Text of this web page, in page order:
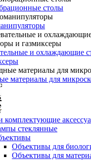
столы
и охлаждающие
материалы для
комплектующие
стеклянные
Объективы для
Объективы для